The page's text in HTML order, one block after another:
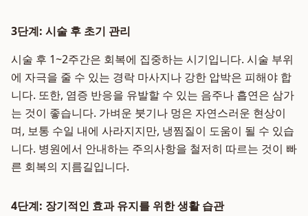
3단계: 시술 후 초기 관리
시술 후 1~2주간은 회복에 집중하는 시기입니다. 시술 부위
에 자극을 줄 수 있는 경락 마사지나 강한 압박은 피해야 합
니다. 또한, 염증 반응을 유발할 수 있는 음주나 흡연은 삼가
는 것이 좋습니다. 가벼운 붓기나 멍은 자연스러운 현상이
며, 보통 수일 내에 사라지지만, 냉찜질이 도움이 될 수 있습
니다. 병원에서 안내하는 주의사항을 철저히 따르는 것이 빠
른 회복의 지름길입니다.
4단계: 장기적인 효과 유지를 위한 생활 습관